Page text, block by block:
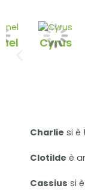
Cyrus
Charlie si è
Clotilde è
Cassius si